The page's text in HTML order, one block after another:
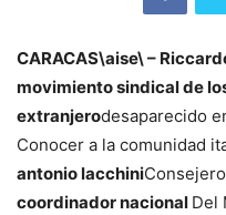
CARACAS\aise\ –
movimiento sindical de
extranjerodesaparecido
Conocer a la comunidad
antonio lacchini
coordinador nacional Del